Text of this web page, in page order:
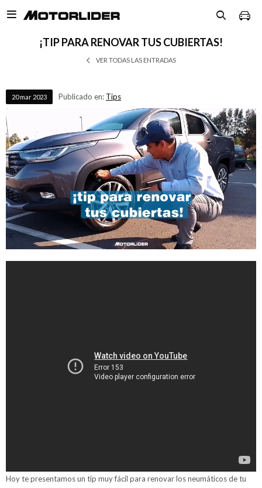

¡TIP PARA RENOVAR TUS CUBIERTAS!
VER TODAS LAS ENTRADAS
20 mar 2023 Publicado en: Tips
Hoy te presentamos un tip muy fácil para renovar los neumáticos de tu